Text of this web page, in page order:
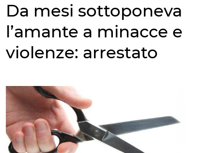
Da mesi sottoponeva
l’amante a minacce e
violenze: arrestato